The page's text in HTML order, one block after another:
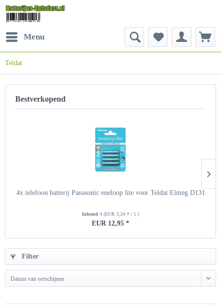
Menu
Teldat
Bestverkopend
4x telefoon batterij Panasonic eneloop lite voor Teldat Elmeg D131
Inhoud 4 (EUR 3,24 * / 1 )
EUR 12,95 *
Filter
Datum van verschijnen